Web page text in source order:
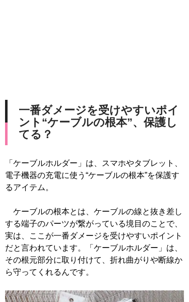
一番ダメージを受けやすいポイ
ント“ケーブルの根本”、保護し
てる？
「ケーブルホルダー」は、スマホやタブレット、
電子機器の充電に使う“ケーブルの根本”を保護す
るアイテム。
ケーブルの根本とは、ケーブルの線と抜き差し
する端子のパーツが繋がっている境目のことで、
実は、ここが一番ダメージを受けやすいポイント
だと言われています。「ケーブルホルダー」は、
その根元部分に取り付けて、折れ曲がりや断線か
ら守ってくれるんです。